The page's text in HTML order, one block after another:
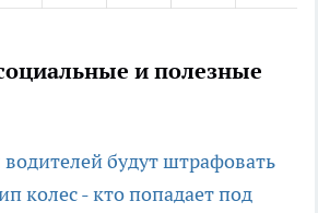
и полезные
водителей будут штрафовать
колес - кто попадает под